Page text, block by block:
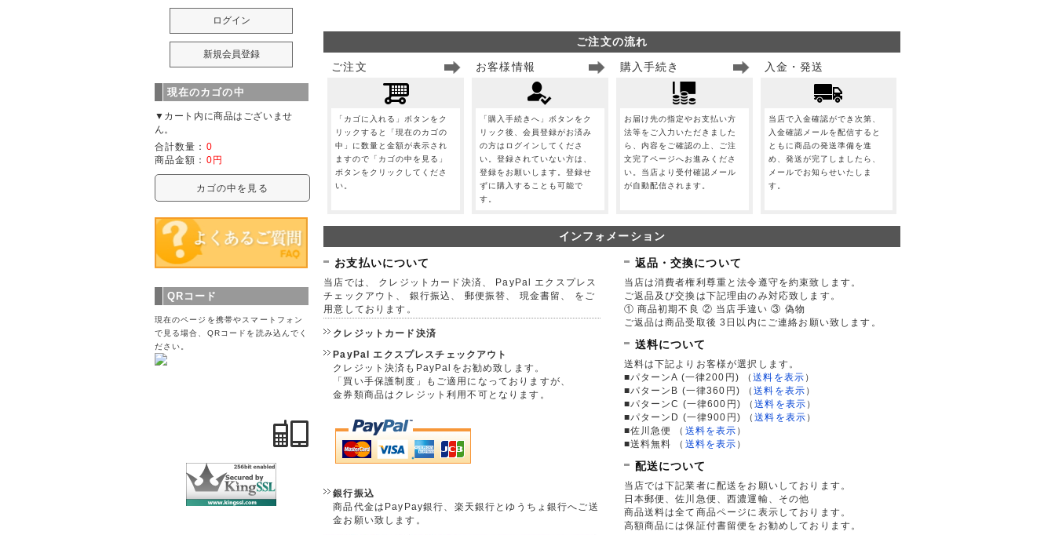
ご注文の流れ
ご注文
「カゴに入れる」ボタンをク
リックすると「現在のカゴの
中」に数量と金額が表示され
ますので「カゴの中を見る」
ボタンをクリックしてくださ
い。
お客様情報
「購入手続きへ」ボタンをク
リック後、会員登録がお済み
の方はログインしてくださ
い。登録されていない方は、
登録をお願いします。登録せ
ずに購入することも可能で
す。
購入手続き
お届け先の指定やお支払い方
法等をご入力いただきました
ら、内容をご確認の上、ご注
文完了ページへお進みくださ
い。当店より受付確認メール
が自動配信されます。
入金・発送
当店で入金確認ができ次第、
入金確認メールを配信すると
ともに商品の発送準備を進
め、発送が完了しましたら、
メールでお知らせいたしま
す。
インフォメーション
お支払いについて
当店では、 クレジットカード決済、 PayPal エクスプレス
チェックアウト、 銀行振込、 郵便振替、 現金書留、 をご
用意しております。
クレジットカード決済
PayPal エクスプレスチェックアウト
クレジット決済もPayPalをお勧め致します。
「買い手保護制度」もご適用になっておりますが、
金券類商品はクレジット利用不可となります。
銀行振込
商品代金はPayPay銀行、楽天銀行とゆうちょ銀行へご送
金お願い致します。
返品・交換について
当店は消費者権利尊重と法令遵守を約束致します。
ご返品及び交換は下記理由のみ対応致します。
① 商品初期不良 ② 当店手違い ③ 偽物
ご返品は商品受取後 3日以内にご連絡お願い致します。
送料について
送料は下記よりお客様が選択します。
■パターンA (一律200円)
（送料を表示 ）
■パターンB (一律360円)
（送料を表示 ）
■パターンC (一律600円)
（送料を表示 ）
■パターンD (一律900円)
（送料を表示 ）
■佐川急便
（ 送料を表示 ）
■送料無料
（ 送料を表示 ）
配送について
当店では下記業者に配送をお願いしております。
日本郵便、佐川急便、西濃運輸、その他
商品送料は全て商品ページに表示しております。
高額商品には保証付書留便をお勧めしております。
現在のカゴの中
▼カート内に商品はございませ
ん。
合計数量： 0
商品金額： 0円
カゴの中を見る
QRコード
現在のページを携帯やスマートフォン
で見る場合、QRコードを読み込んでく
ださい。